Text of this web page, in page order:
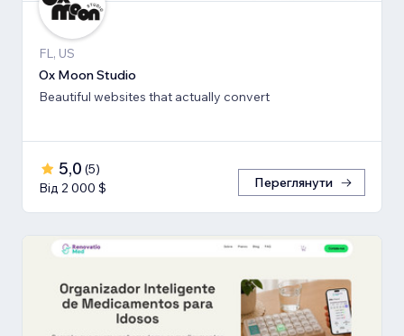
FL, US
Ox Moon Studio
Beautiful websites that actually convert
5,0 (5)
Від 2 000 $
Переглянути